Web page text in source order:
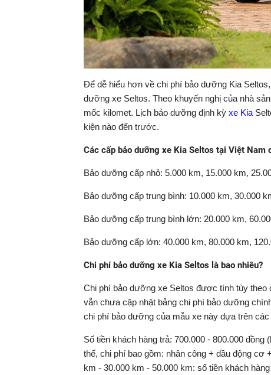
Để dễ hiểu hơn về chi phí bảo dưỡng Kia
dưỡng xe Seltos. Theo khuyến nghị của nhà
mốc kilomet. Lịch bảo dưỡng định kỳ xe Kia
kiện nào đến trước.
Các cấp bảo dưỡng xe Kia Seltos tại Việt Nam
Bảo dưỡng cấp nhỏ: 5.000 km, 15.000 km,
Bảo dưỡng cấp trung bình: 10.000 km, 30.000
Bảo dưỡng cấp trung bình lớn: 20.000 km,
Bảo dưỡng cấp lớn: 40.000 km, 80.000 km,
Chi phí bảo dưỡng xe Kia Seltos là bao nhiêu?
Chi phí bảo dưỡng xe Seltos được tính tùy
vẫn chưa cập nhật bảng chi phí bảo dưỡng
chi phí bảo dưỡng của mẫu xe này dựa trên
Số tiền khách hàng trả: 700.000 - 800.000
thể, chi phí bao gồm: nhân công + dầu động
km - 30.000 km - 50.000 km: số tiền khách